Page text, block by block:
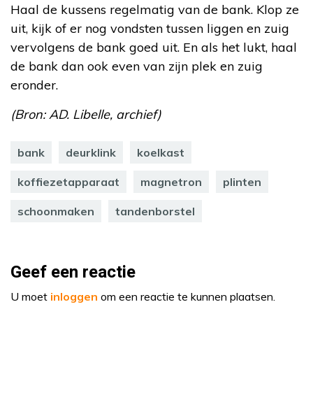
Haal de kussens regelmatig van de bank. Klop ze
uit, kijk of er nog vondsten tussen liggen en zuig
vervolgens de bank goed uit. En als het lukt, haal
de bank dan ook even van zijn plek en zuig
eronder.
(Bron: AD. Libelle, archief)
bank deurklink koelkast
koffiezetapparaat magnetron plinten
schoonmaken tandenborstel
Geef een reactie
U moet inloggen om een reactie te kunnen plaatsen.